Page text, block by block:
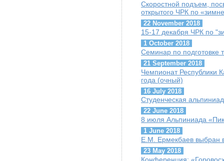
Скоростной подъем,
открытого ЧРК по
22 November 2018
15-17 декабря ЧРК по
1 October 2018
Семинар по подготовке
21 September 2018
Чемпионат Республики
года (очный)
16 July 2018
Студенческая
22 June 2018
8 июля Альпиниада
1 June 2018
Е.М. Ермекбаев выбран
23 May 2018
Конференция: